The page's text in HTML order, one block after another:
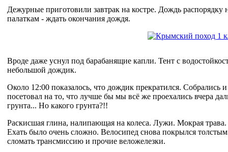
Дежурные приготовили завтрак на костре. Дождь распорядку
палаткам - ждать окончания дождя.
Вроде даже уснул под барабанящие капли. Тент с
небольшой дождик.
Около 12:00 показалось, что дождик прекратился.
посетовал на то, что лучше бы мы всё же проехались вчера
грунта... Но какого грунта?!!
Раскисшая глина, налипающая на колеса. Лужи. Мокрая
Ехать было очень сложно. Велосипед снова покрылся
сломать трансмиссию и прочие веложелезки.